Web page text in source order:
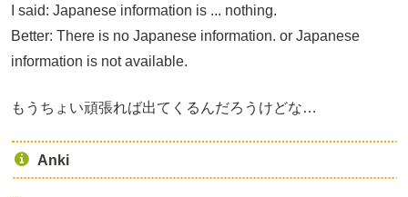
I said: Japanese information is ... nothing.
Better: There is no Japanese information. or Japanese
information is not available.
もうちょい頑張れば出てくるんだろうけどな…
Anki